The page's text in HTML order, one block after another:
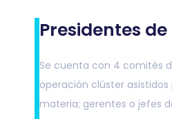
Presidentes
Se cuenta con 4 comités
operación clúster
materia; gerentes o jefes